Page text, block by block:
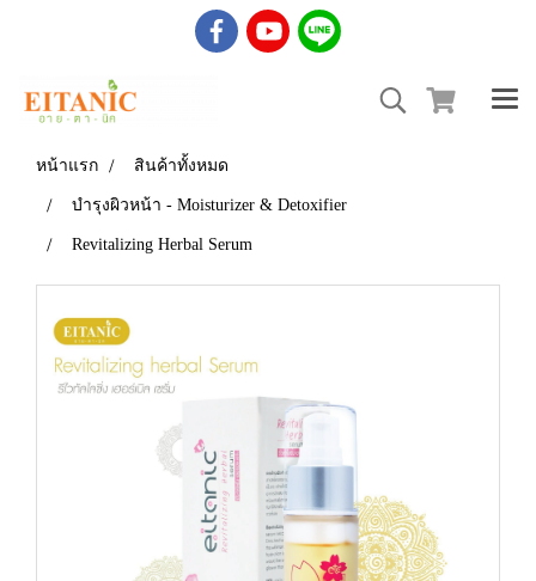
หน้าแรก สินค้าทั้งหมด
บำรุงผิวหน้า - Moisturizer & Detoxifier
Revitalizing Herbal Serum